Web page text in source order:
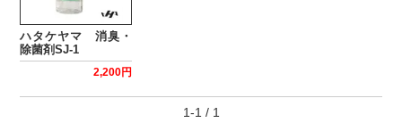
ハタケヤマ 消臭・
除菌剤SJ-1
2,200円
1-1 / 1